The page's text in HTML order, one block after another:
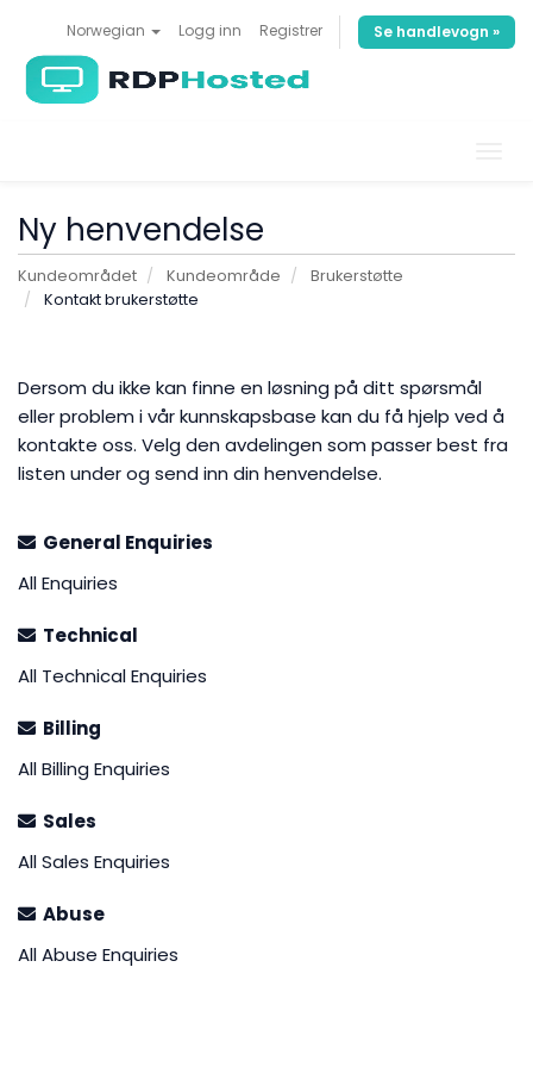
Norwegian Logg inn Registrer Se handlevogn »
Ny henvendelse
Kundeområdet Kundeområde
Brukerstøtte
Kontakt brukerstøtte
Dersom du ikke kan finne en løsning på ditt spørsmål
eller problem i vår kunnskapsbase kan du få hjelp ved å
kontakte oss. Velg den avdelingen som passer best fra
listen under og send inn din henvendelse.
General Enquiries
All Enquiries
Technical
All Technical Enquiries
Billing
All Billing Enquiries
Sales
All Sales Enquiries
Abuse
All Abuse Enquiries